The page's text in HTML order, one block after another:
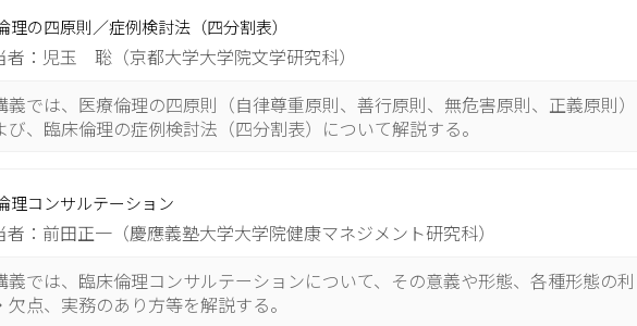
理の四原則／症例検討法（四分割表）
者：児玉 聡（京都大学大学院文学研究科）
義では、医療倫理の四原則（自律尊重原則、善行原則、無危害原則、正義原則）
び、臨床倫理の症例検討法（四分割表）について解説する。
理コンサルテーション
者：前田正一（慶應義塾大学大学院健康マネジメント研究科）
義では、臨床倫理コンサルテーションについて、その意義や形態、各種形態の利
欠点、実務のあり方等を解説する。